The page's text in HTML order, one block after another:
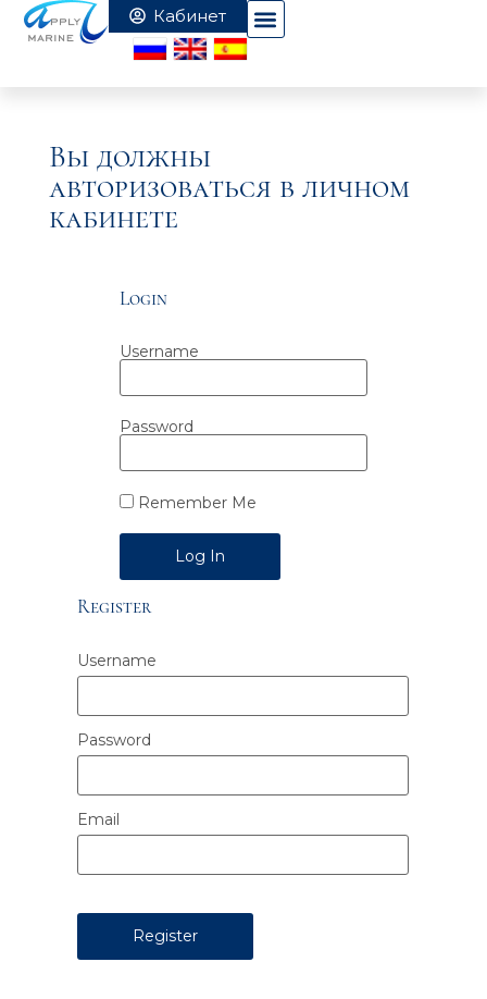
Вы должны
авторизоваться в личном
кабинете
Login
Username
Password
Remember Me
Alternative:
Register
Username
Password
Email